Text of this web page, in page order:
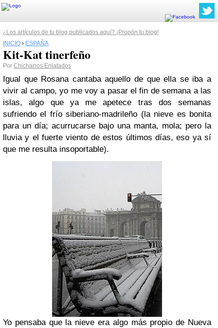
¿Los artículos de tu blog publicados aquí? ¡Propón tu blog!
INICIO › ESPAÑA
Kit-Kat tinerfeño
Por Chicharros Enlatados
Igual que Rosana cantaba aquello de que ella se iba a
vivir al campo, yo me voy a pasar el fin de semana a las
islas, algo que ya me apetece tras dos semanas
sufriendo el frío siberiano-madrileño (la nieve es bonita
para un día; acurrucarse bajo una manta, mola; pero la
lluvia y el fuerte viento de estos últimos días, eso ya sí
que me resulta insoportable).
Yo pensaba que la nieve era algo más propio de Nueva